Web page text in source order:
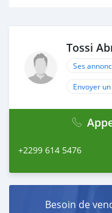
Tossi
Ses
Envoyer
+2299 614 5476
Besoin de